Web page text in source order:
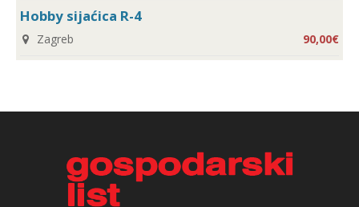
Hobby sijaćica R-4
Zagreb 90,00€